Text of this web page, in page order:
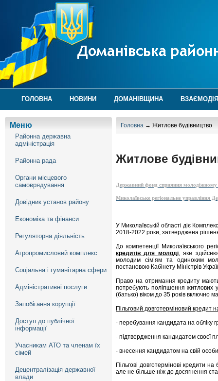
ГОЛОВНА НОВИНИ ДОМАНІВЩИНА
Меню
Районна державна
адміністрація
Районна рада
Органи місцевого
самоврядування
Довідник установ району
Економіка та фінанси
Регуляторна діяльність
Агропромисловий комплекс
Соціальна і гуманітарна сфери
Адміністративні послуги
Запобігання корупції
Доступ до публічної
інформації
Учасникам АТО та членам їх
сімей
Децентралізація державної
влади
Головна → Житлове будівництво
Житлове
Державний фонд сприяння молодіжному
Миколаївське регіональне управління
У Миколаївській області діє
2018-2022 роки, затверджена
До компетенції Миколаївського
кредитів для молоді, яке
молодим сім’ям та одиноким
постановою Кабінету Міністрів
Право на отримання кредиту мають
потребують поліпшення житлових
(батько) віком до 35 років включно
Пільговий довготерміновий кредит
- перебування кандидата на обліку
- підтвердження кандидатом своєї
- внесення кандидатом на свій
Пільгові довготермінові кредити
але не більше ніж до досягнення